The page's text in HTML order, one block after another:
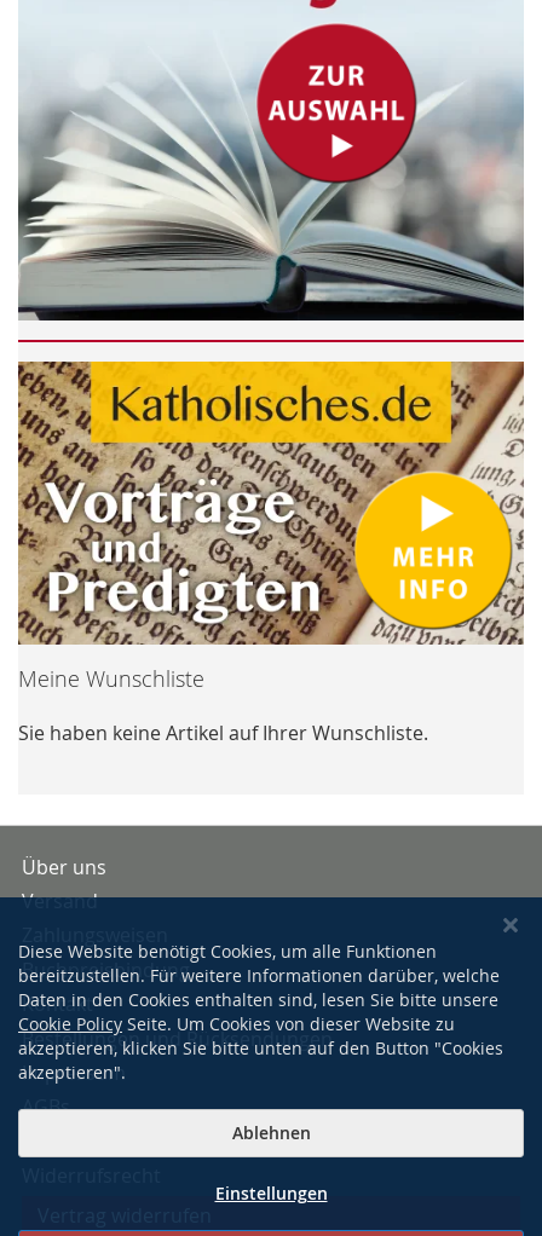
Meine Wunschliste
Sie haben keine Artikel auf Ihrer Wunschliste.
Über uns
Versand
Buchpreisbindung
Kontakt
Bestellungen und Rücksendungen
Impressum
AGBs
Diese Website benötigt Cookies, um alle Funktionen
bereitzustellen. Für weitere Informationen darüber, welche
Daten in den Cookies enthalten sind, lesen Sie bitte unsere
Cookie Policy Seite. Um Cookies von dieser Website zu
akzeptieren, klicken Sie bitte unten auf den Button "Cookies
akzeptieren".
Ablehnen
Einstellungen